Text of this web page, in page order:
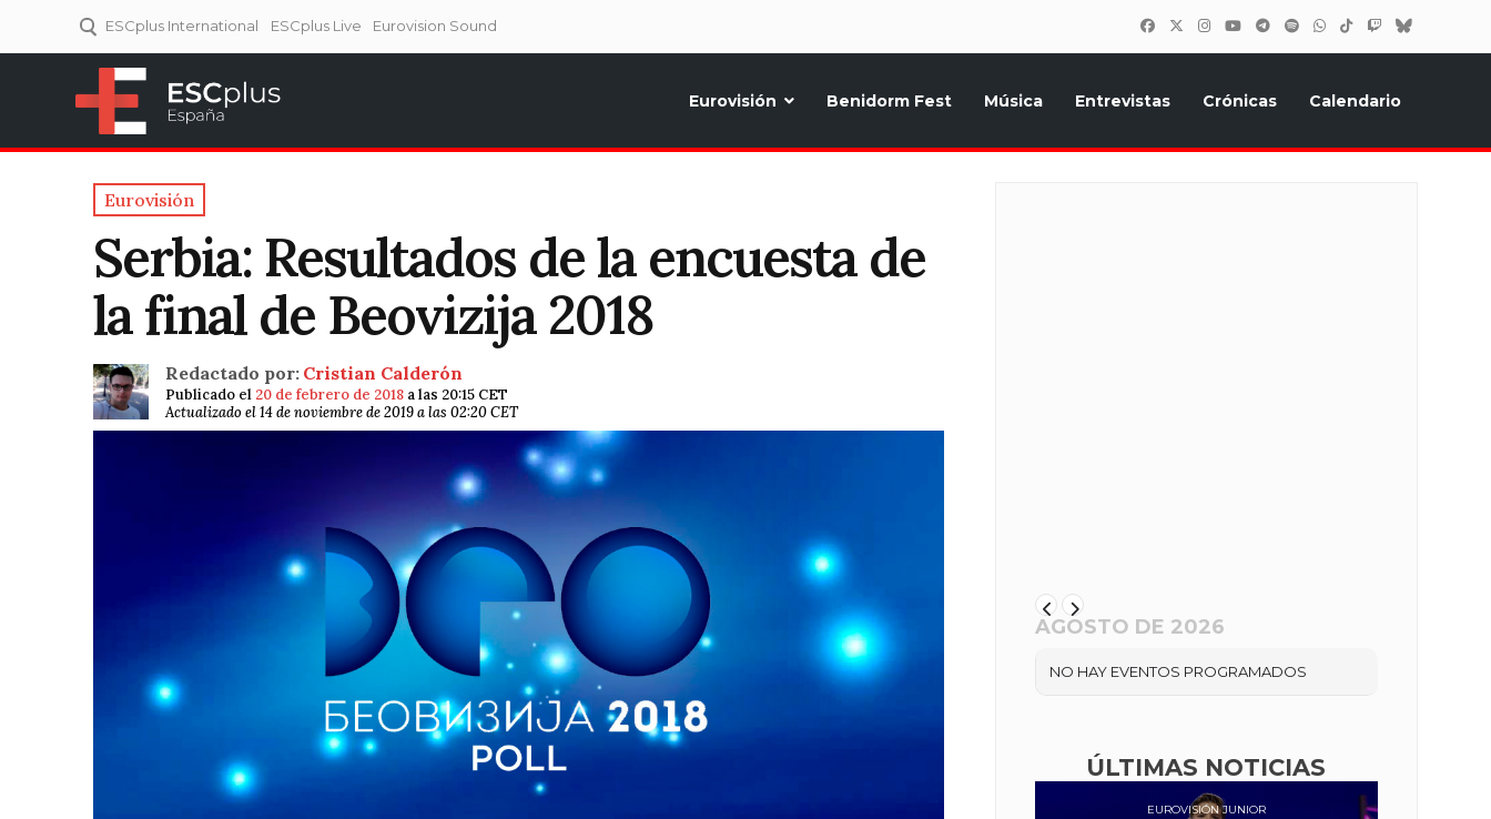
ESCplus International ESCplus Live Eurovision Sound
Eurovisión Benidorm Fest Música Entrevistas Crónicas Calendario
Eurovisión
Serbia: Resultados de la encuesta de
la final de Beovizija 2018
Redactado por: Cristian Calderón
Publicado el 20 de febrero de 2018 a las 20:15 CET
Actualizado el 14 de noviembre de 2019 a las 02:20 CET
AGOSTO DE 2026
NO HAY EVENTOS PROGRAMADOS
ÚLTIMAS NOTICIAS
EUROVISIÓN JUNIOR